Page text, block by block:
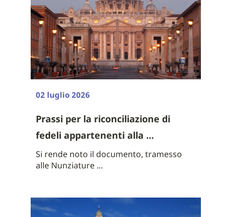
02 luglio 2026
Prassi per la riconciliazione di
fedeli appartenenti alla ...
Si rende noto il documento, tramesso
alle Nunziature ...